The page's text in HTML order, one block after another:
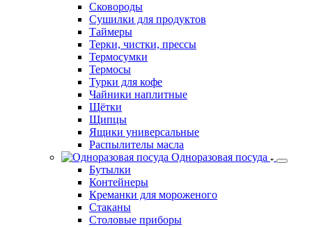
Миски и тазы
Молотки, топорики для отбивания мяса
Ножи и аксессуары
Половники, шумовки, черпаки
Противни, хлебные формы
Сетки для пиццы
Сковороды
Сушилки для продуктов
Таймеры
Терки, чистки, прессы
Термосумки
Термосы
Турки для кофе
Чайники наплитные
Щётки
Щипцы
Ящики универсальные
Распылителы масла